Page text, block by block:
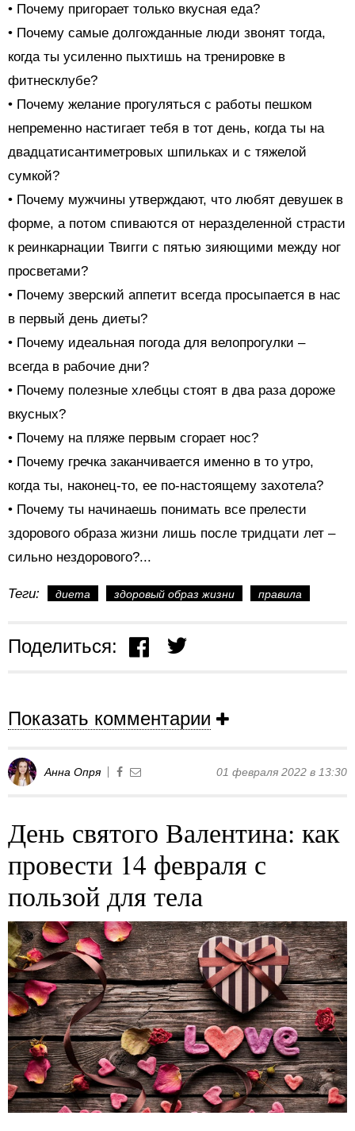
• Почему пригорает только вкусная еда?
• Почему самые долгожданные люди звонят тогда,
когда ты усиленно пыхтишь на тренировке в
фитнесклубе?
• Почему желание прогуляться с работы пешком
непременно настигает тебя в тот день, когда ты на
двадцатисантиметровых шпильках и с тяжелой
сумкой?
• Почему мужчины утверждают, что любят девушек в
форме, а потом спиваются от неразделенной страсти
к реинкарнации Твигги с пятью зияющими между ног
просветами?
• Почему зверский аппетит всегда просыпается в нас
в первый день диеты?
• Почему идеальная погода для велопрогулки –
всегда в рабочие дни?
• Почему полезные хлебцы стоят в два раза дороже
вкусных?
• Почему на пляже первым сгорает нос?
• Почему гречка заканчивается именно в то утро,
когда ты, наконец-то, ее по-настоящему захотела?
• Почему ты начинаешь понимать все прелести
здорового образа жизни лишь после тридцати лет –
сильно нездорового?...
Теги: диета здоровый образ жизни правила
Поделиться:
Показать комментарии
Анна Опря 01 февраля 2022 в 13:30
День святого Валентина: как
провести 14 февраля с
пользой для тела